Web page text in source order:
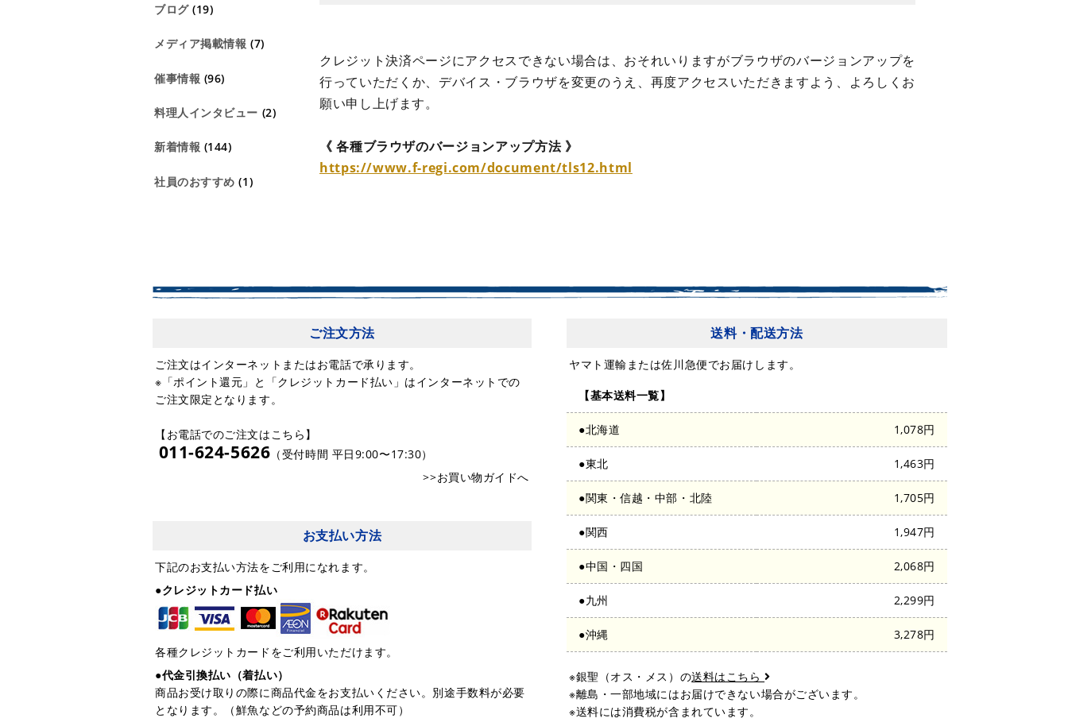
ブログ(19)
メディア掲載情報 (7)
催事情報 (96)
料理人インタビュー (2)
新着情報 (144)
社員のおすすめ (1)
クレジット決済ページにアクセスできない場合は、おそれいりますがブラウザのバージョンアップを
行っていただくか、デバイス・ブラウザを変更のうえ、再度アクセスいただきますよう、よろしくお
願い申し上げます。
《 各種ブラウザのバージョンアップ方法 》
https://www.f-regi.com/document/tls12.html
ご注文方法
ご注文はインターネットまたはお電話で承ります。
※「ポイント還元」と「クレジットカード払い」はインターネットでの
ご注文限定となります。
【お電話でのご注文はこちら】
011-624-5626 （受付時間 平日9:00〜17:30）
>>お買い物ガイドへ
お支払い方法
下記のお支払い方法をご利用になれます。
●クレジットカード払い
各種クレジットカードをご利用いただけます。
●代金引換払い（着払い）
商品お受け取りの際に商品代金をお支払いください。別途手数料が必要
となります。（鮮魚などの予約商品は利用不可）
送料・配送方法
ヤマト運輸または佐川急便でお届けします。
【基本送料一覧】
●北海道 1,078円
●東北 1,463円
●関東・信越・中部・北陸 1,705円
●関西 1,947円
●中国・四国 2,068円
●九州 2,299円
●沖縄 3,278円
※銀聖（オス・メス）の送料はこちら
※離島・一部地域にはお届けできない場合がございます。
※送料には消費税が含まれています。